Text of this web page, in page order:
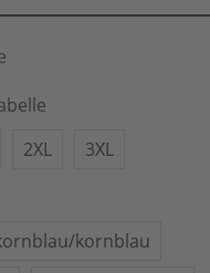
2XL
3XL
kornblau